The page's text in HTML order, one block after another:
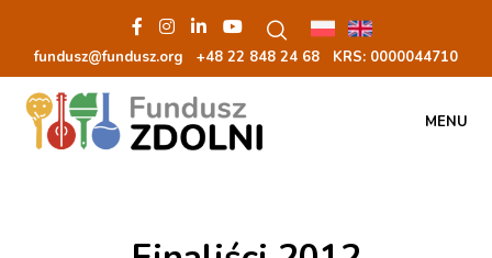
fundusz@fundusz.org +48 22 848 24 68 KRS: 0000044710
MENU